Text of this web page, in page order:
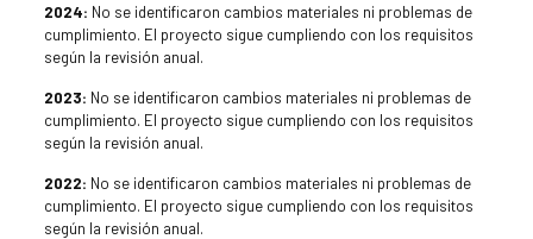
2024: No se identificaron cambios materiales ni problemas de
cumplimiento. El proyecto sigue cumpliendo con los requisitos
según la revisión anual.
2023: No se identificaron cambios materiales ni problemas de
cumplimiento. El proyecto sigue cumpliendo con los requisitos
según la revisión anual.
2022: No se identificaron cambios materiales ni problemas de
cumplimiento. El proyecto sigue cumpliendo con los requisitos
según la revisión anual.